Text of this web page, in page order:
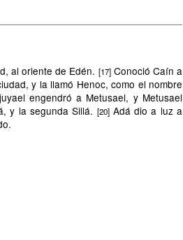
al oriente de Edén. [17]Conoció Caín a
y la llamó Henoc, como el nombre
engendró a Metusael, y Metusael
y la segunda Sillá. [20]Adá dio a luz a